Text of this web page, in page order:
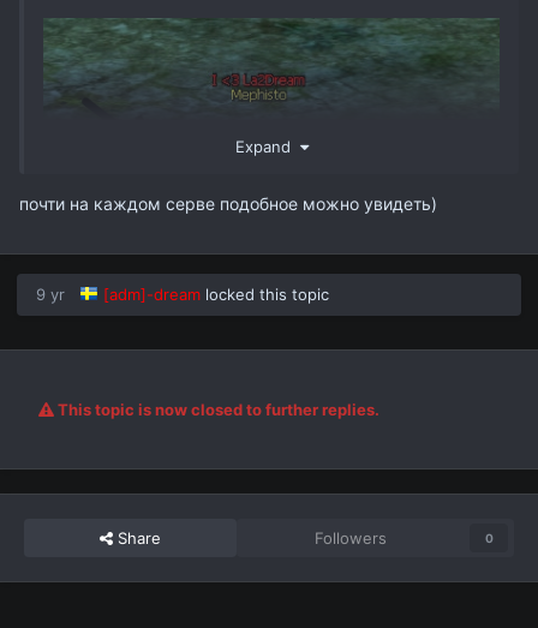
Expand
почти на каждом серве подобное можно увидеть)
9 yr [adm]-dream locked this topic
This topic is now closed to further replies.
Share Followers 0